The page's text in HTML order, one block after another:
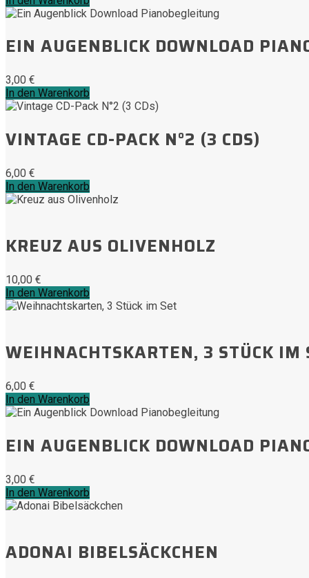
EIN AUGENBLICK DOWNLOAD
3,00 €
In den Warenkorb
VINTAGE CD-PACK N°2 (3 CDS)
6,00 €
In den Warenkorb
KREUZ AUS OLIVENHOLZ
10,00 €
In den Warenkorb
WEIHNACHTSKARTEN, 3 STÜCK IM
6,00 €
In den Warenkorb
EIN AUGENBLICK DOWNLOAD
3,00 €
In den Warenkorb
ADONAI BIBELSÄCKCHEN